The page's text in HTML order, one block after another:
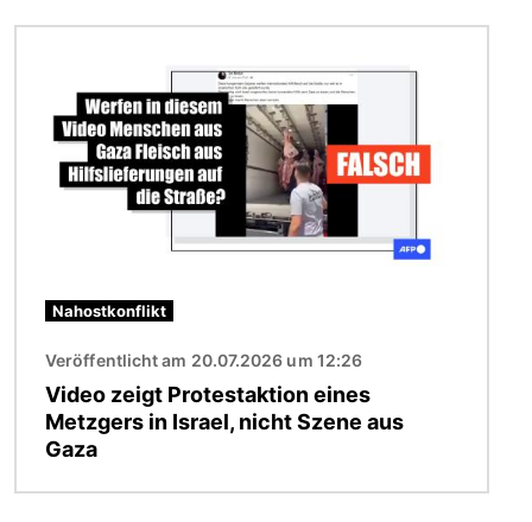
Nahostkonflikt
Veröffentlicht am 20.07.2026 um 12:26
Video zeigt Protestaktion eines
Metzgers in Israel, nicht Szene aus
Gaza